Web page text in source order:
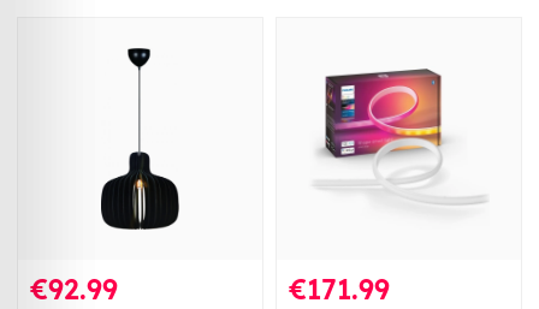
€92.99 €171.99